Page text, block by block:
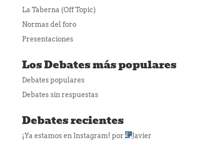
La Taberna (Off Topic)
Normas del foro
Presentaciones
Los Debates más populares
Debates populares
Debates sin respuestas
Debates recientes
¡Ya estamos en Instagram! por
Javier